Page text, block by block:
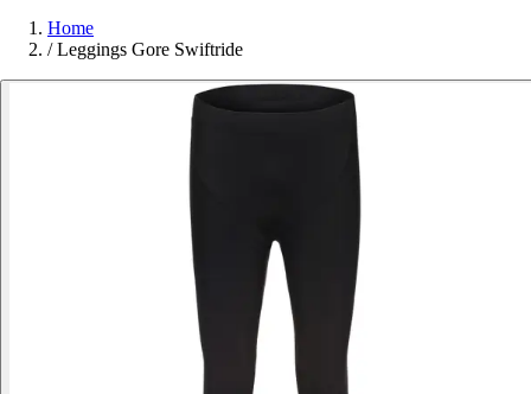
Home
/ Leggings Gore Swiftride